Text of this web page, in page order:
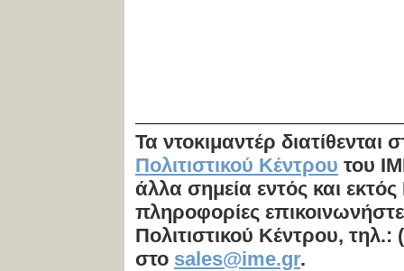
Τα ντοκιμαντέρ διατίθενται
Πολιτιστικού Κέντρου του
άλλα σημεία εντός και
πληροφορίες
Πολιτιστικού Κέντρου, τηλ.:
στο sales@ime.gr.